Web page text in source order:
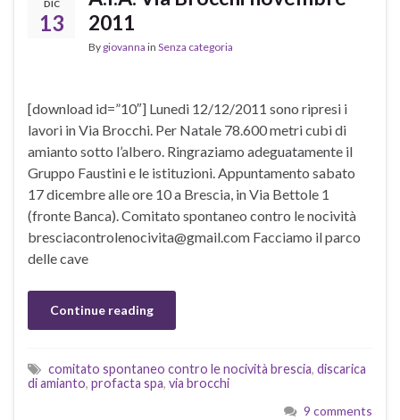
DIC
13
2011
By giovanna in Senza categoria
[download id=”10″] Lunedi 12/12/2011 sono ripresi i
lavori in Via Brocchi. Per Natale 78.600 metri cubi di
amianto sotto l’albero. Ringraziamo adeguatamente il
Gruppo Faustini e le istituzioni. Appuntamento sabato
17 dicembre alle ore 10 a Brescia, in Via Bettole 1
(fronte Banca). Comitato spontaneo contro le nocività
bresciacontrolenocivita@gmail.com Facciamo il parco
delle cave
Continue reading
comitato spontaneo contro le nocività brescia, discarica
di amianto, profacta spa, via brocchi
9 comments